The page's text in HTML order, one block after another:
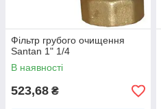
Фільтр грубого очищення
Santan 1" 1/4
В наявності
523,68 ₴